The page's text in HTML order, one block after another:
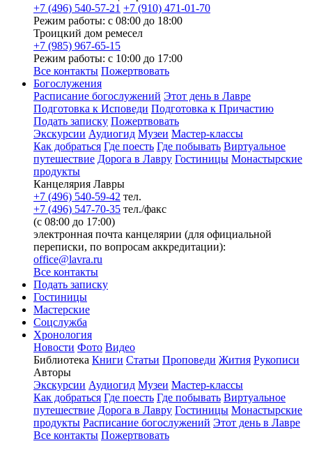
+7 (496) 540-57-21 +7 (910) 471-01-70
Режим работы: с 08:00 до 18:00
Троицкий дом ремесел
+7 (985) 967-65-15
Режим работы: с 10:00 до 17:00
Все контакты Пожертвовать
Богослужения
Расписание богослужений Этот день в Лавре
Подготовка к Исповеди Подготовка к Причастию
Подать записку Пожертвовать
Экскурсии Аудиогид Музеи Мастер-классы
Как добраться Где поесть Где побывать Виртуальное
путешествие Дорога в Лавру Гостиницы Монастырские
продукты
Канцелярия Лавры
+7 (496) 540-59-42 тел.
+7 (496) 547-70-35 тел./факс
(с 08:00 до 17:00)
электронная почта канцелярии (для официальной
переписки, по вопросам аккредитации):
office@lavra.ru
Все контакты
Подать записку
Гостиницы
Мастерские
Соцслужба
Хронология
Новости Фото Видео
Библиотека Книги Статьи Проповеди Жития Рукописи
Авторы
Экскурсии Аудиогид Музеи Мастер-классы
Как добраться Где поесть Где побывать Виртуальное
путешествие Дорога в Лавру Гостиницы Монастырские
продукты Расписание богослужений Этот день в Лавре
Все контакты Пожертвовать